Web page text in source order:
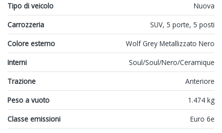
Tipo di veicolo
Nuova
Carrozzeria
SUV, 5 porte, 5 posti
Colore esterno
Wolf Grey Metallizzato Nero
Interni
Soul/Soul/Nero/Ceramique
Trazione
Anteriore
Peso a vuoto
1.474 kg
Classe emissioni
Euro 6e